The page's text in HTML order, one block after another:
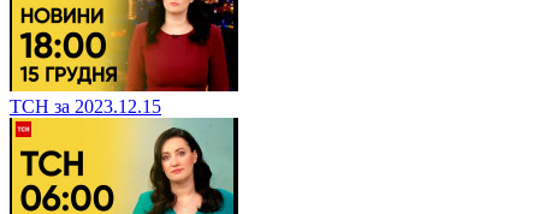
ТСН за 2023.12.15